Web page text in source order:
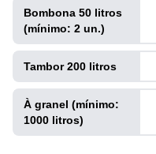
Bombona 50 litros
(mínimo: 2 un.)
Tambor 200 litros
À granel (mínimo:
1000 litros)